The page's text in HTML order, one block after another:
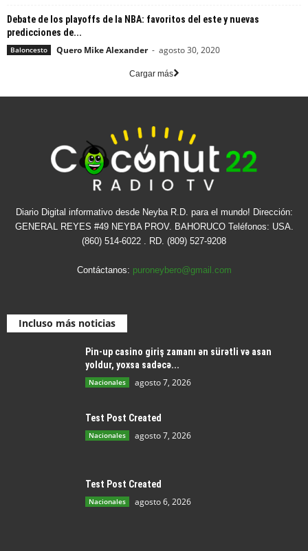
Debate de los playoffs de la NBA: favoritos del este y nuevas
predicciones de...
Baloncesto Quero Mike Alexander - agosto 30, 2020
Cargar más
Diario Digital informativo desde Neyba R.D. para el mundo! Dirección:
GENERAL REYES #49 NEYBA PROV. BAHORUCO Teléfonos: USA.
(860) 514-6022 . RD. (809) 527-9208
Contáctanos: puroneybero@gmail.com
Incluso más noticias
Pin-up casino giriş zamanı ən sürətli və asan
yoldur, yoxsa sadəcə...
Nacionales agosto 7, 2026
Test Post Created
Nacionales agosto 7, 2026
Test Post Created
Nacionales agosto 6, 2026